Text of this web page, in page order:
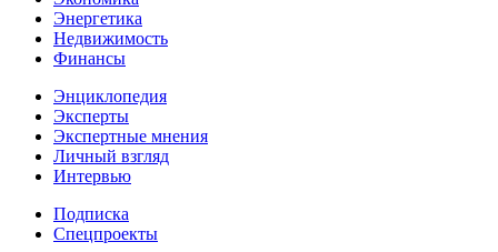
Энергетика
Недвижимость
Финансы
Энциклопедия
Эксперты
Экспертные мнения
Личный взгляд
Интервью
Подписка
Спецпроекты